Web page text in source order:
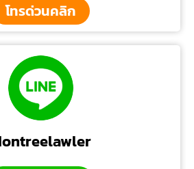
โทรด่วนคลิก